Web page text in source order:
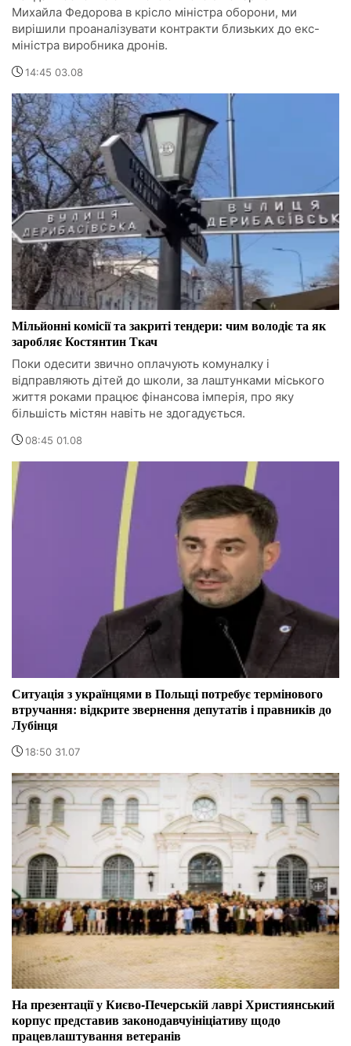
Михайла Федорова в крісло міністра оборони, ми
вирішили проаналізувати контракти близьких до екс-
міністра виробника дронів.
14:45 03.08
Мільйонні комісії та закриті тендери: чим володіє та як
заробляє Костянтин Ткач
Поки одесити звично оплачують комуналку і
відправляють дітей до школи, за лаштунками міського
життя роками працює фінансова імперія, про яку
більшість містян навіть не здогадується.
08:45 01.08
Ситуація з українцями в Польщі потребує термінового
втручання: відкрите звернення депутатів і правників до
Лубінця
18:50 31.07
На презентації у Києво-Печерській лаврі Християнський
корпус представив законодавчуініціативу щодо
працевлаштування ветеранів